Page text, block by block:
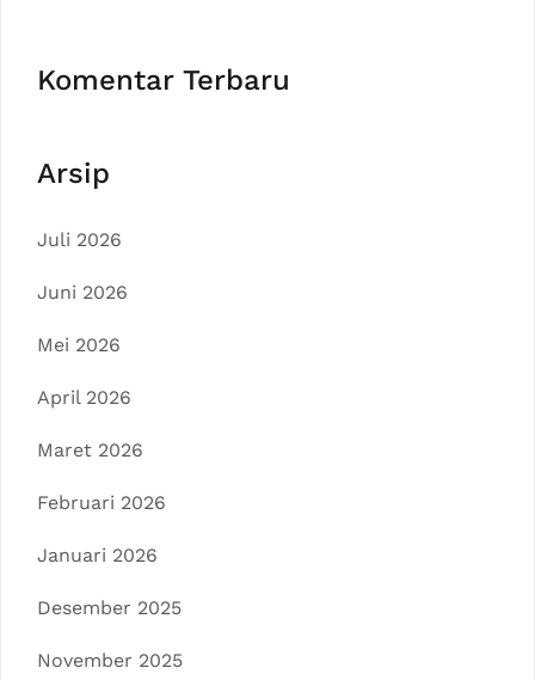
Komentar Terbaru
Arsip
Juli 2026
Juni 2026
Mei 2026
April 2026
Maret 2026
Februari 2026
Januari 2026
Desember 2025
November 2025